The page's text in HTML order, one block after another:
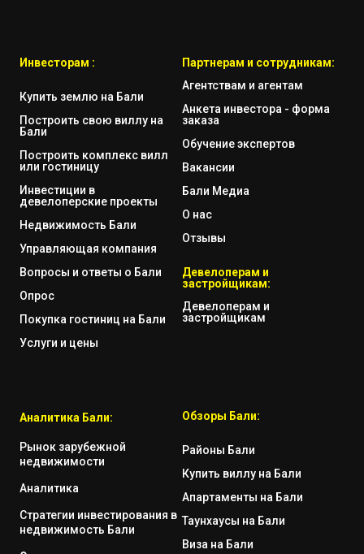
Инвесторам :
Купить землю на Бали
Построить свою виллу на
Бали
Построить комплекс вилл
или гостиницу
Инвестиции в
девелоперские проекты
Недвижимость Бали
Управляющая компания
Вопросы и ответы о Бали
Опрос
Покупка гостиниц на Бали
Услуги и цены
Партнерам и сотрудникам:
Агентствам и агентам
Анкета инвестора - форма
заказа
Обучение экспертов
Вакансии
Бали Медиа
О нас
Отзывы
Девелоперам и
застройщикам:
Девелоперам и
застройщикам
Аналитика Бали:
Рынок зарубежной
недвижимости
Аналитика
Стратегии инвестирования в
недвижимость Бали
Обзоры Бали:
Районы Бали
Купить виллу на Бали
Апартаменты на Бали
Таунхаусы на Бали
Виза на Бали